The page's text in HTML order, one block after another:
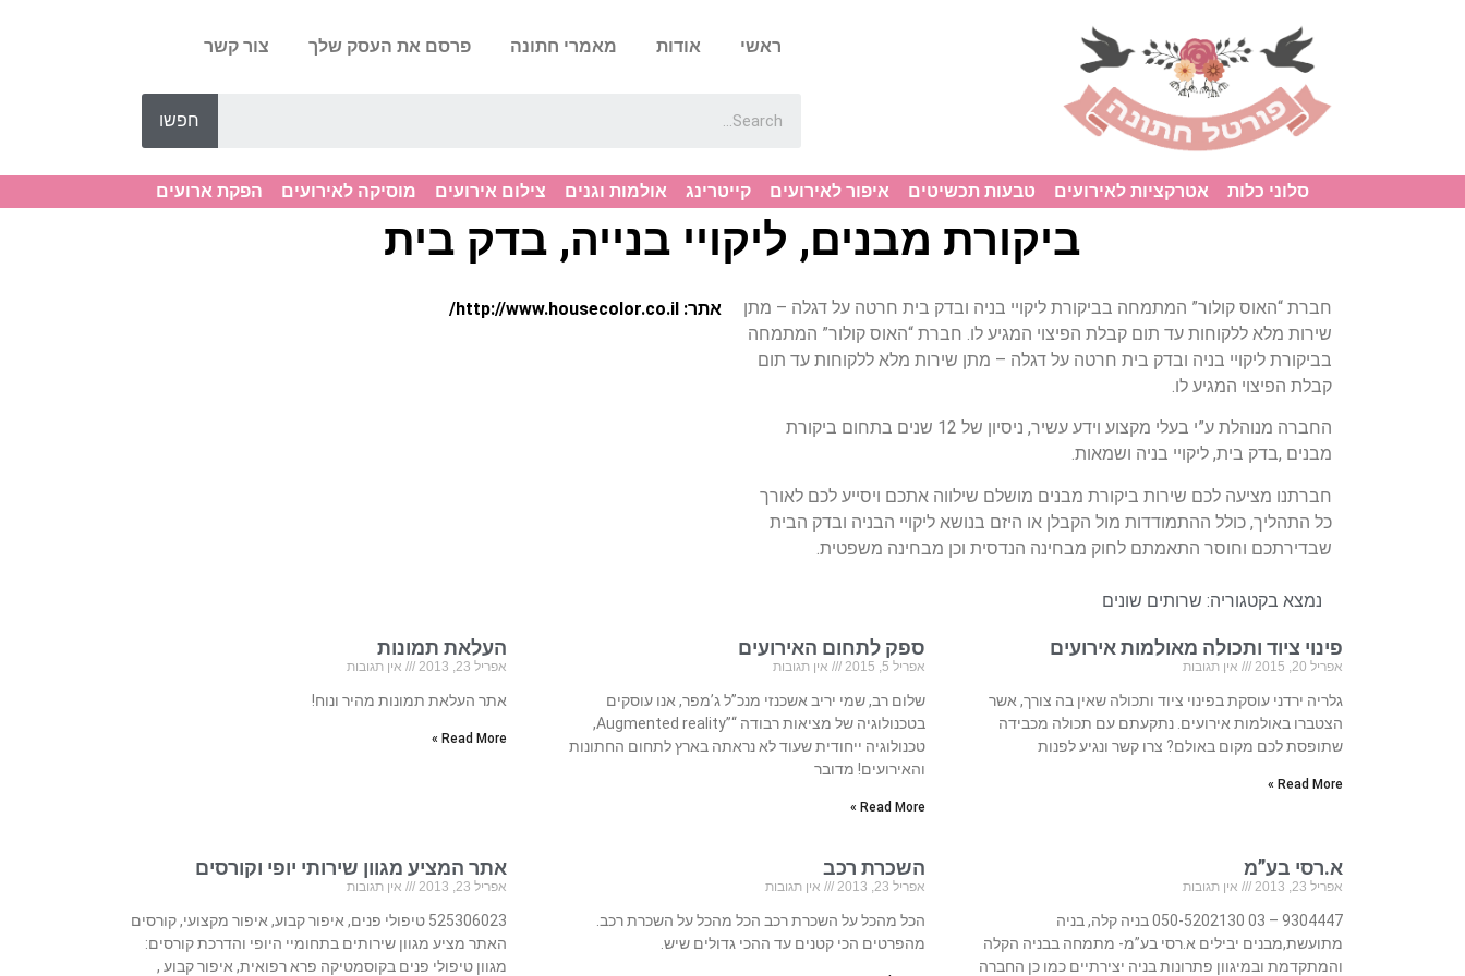
ראשי אודות מאמרי חתונה פרסם את העסק שלך צור קשר
חפשו
סלוני כלות אטרקציות לאירועים טבעות תכשיטים איפור לאירועים קייטרינג אולמות וגנים צילום אירועים מוסיקה לאירועים הפקת ארועים
ביקורת מבנים, ליקויי בנייה, בדק בית
חברת “האוס קולור” המתמחה בביקורת ליקויי בניה ובדק בית חרטה על דגלה – מתן
שירות מלא ללקוחות עד תום קבלת הפיצוי המגיע לו. חברת “האוס קולור” המתמחה
בביקורת ליקויי בניה ובדק בית חרטה על דגלה – מתן שירות מלא ללקוחות עד תום
קבלת הפיצוי המגיע לו.
החברה מנוהלת ע”י בעלי מקצוע וידע עשיר, ניסיון של 12 שנים בתחום ביקורת
מבנים ,בדק בית, ליקויי בניה ושמאות.
חברתנו מציעה לכם שירות ביקורת מבנים מושלם שילווה אתכם ויסייע לכם לאורך
כל התהליך, כולל ההתמודדות מול הקבלן או היזם בנושא ליקויי הבניה ובדק הבית
שבדירתכם וחוסר התאמתם לחוק מבחינה הנדסית וכן מבחינה משפטית.
אתר: http://www.housecolor.co.il/
נמצא בקטגוריה: שרותים שונים
פינוי ציוד ותכולה מאולמות אירועים
אפריל 20, 2015 אין תגובות
גלריה ירדני עוסקת בפינוי ציוד ותכולה שאין בה צורך, אשר
הצטברו באולמות אירועים. נתקעתם עם תכולה מכבידה
שתופסת לכם מקום באולם? צרו קשר ונגיע לפנות
Read More »
ספק לתחום האירועים
אפריל 5, 2015 אין תגובות
שלום רב, שמי יריב אשכנזי מנכ”ל ג’מפר, אנו עוסקים
בטכנולוגיה של מציאות רבודה “”Augmented reality,
טכנולוגיה ייחודית שעוד לא נראתה בארץ לתחום החתונות
והאירועים! מדובר
Read More »
העלאת תמונות
אפריל 23, 2013 אין תגובות
אתר העלאת תמונות מהיר ונוח!
Read More »
א.רסי בע”מ
אפריל 23, 2013 אין תגובות
9304447 – 03 050-5202130 בניה קלה, בניה
מתועשת,מבנים יבילים א.רסי בע”מ- מתמחה בבניה הקלה
והמתקדמת ובמיגוון פתרונות בניה יצירתיים כמו כן החברה
השכרת רכב
אפריל 23, 2013 אין תגובות
הכל מהכל על השכרת רכב הכל מהכל על השכרת רכב.
מהפרטים הכי קטנים עד ההכי גדולים שיש.
אתר המציע מגוון שירותי יופי וקורסים
אפריל 23, 2013 אין תגובות
525306023 טיפולי פנים, איפור קבוע, איפור מקצועי, קורסים
האתר מציע מגוון שירותים בתחומיי היופי והדרכת קורסים:
מגוון טיפולי פנים בקוסמטיקה פרא רפואית, איפור קבוע ,